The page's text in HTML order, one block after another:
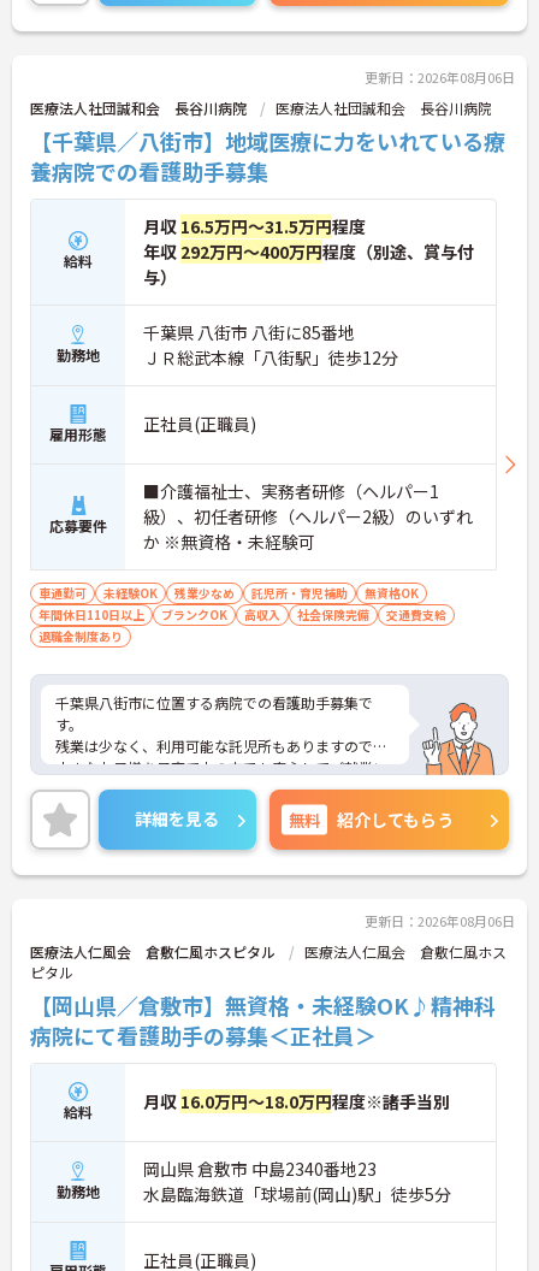
更新日：2026年08月06日
医療法人社団誠和会 長谷川病院 医療法人社団誠和会 長谷川病院
【千葉県／八街市】地域医療に力をいれている療
養病院での看護助手募集
給料
月収 16.5万円～31.5万円程度
年収 292万円～400万円程度（別途、賞与付
与）
勤務地
千葉県 八街市 八街に85番地
ＪＲ総武本線「八街駅」徒歩12分
雇用形態 正社員(正職員)
応募要件
■介護福祉士、実務者研修（ヘルパー1
級）、初任者研修（ヘルパー2級）のいずれ
か ※無資格・未経験可
車通勤可 未経験OK 残業少なめ 託児所・育児補助
無資格OK
年間休日110日以上
ブランクOK 高収入 社会保険完備
交通費支給
退職金制度あり
千葉県八街市に位置する病院での看護助手募集で
す。
残業は少なく、利用可能な託児所もありますので、
小さなお子様を子育て中の方でも安心してご就業い
ただけます！
ご興味ある方には、面接対策ポイントなど、さらに
詳細をお話しいたしますのでお気軽にご相談くださ
い！
詳細を見る 無料 紹介してもらう
更新日：2026年08月06日
医療法人仁風会 倉敷仁風ホスピタル
医療法人仁風会 倉敷仁風ホス
ピタル
【岡山県／倉敷市】無資格・未経験OK♪精神科
病院にて看護助手の募集＜正社員＞
給料 月収 16.0万円～18.0万円程度※諸手当別
勤務地
岡山県 倉敷市 中島2340番地23
水島臨海鉄道「球場前(岡山)駅」徒歩5分
正社員(正職員)